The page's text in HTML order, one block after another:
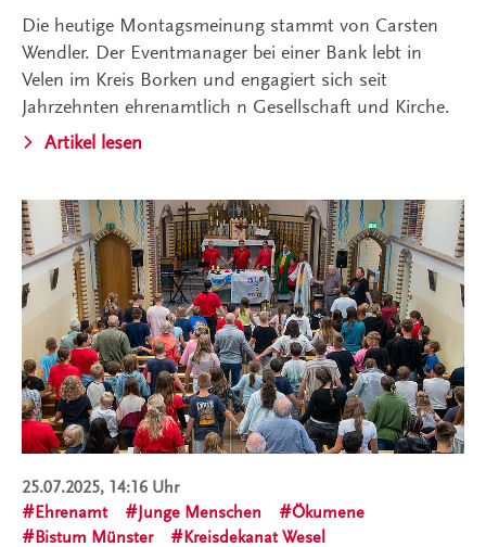
Die heutige Montagsmeinung stammt von Carsten
Wendler. Der Eventmanager bei einer Bank lebt in
Velen im Kreis Borken und engagiert sich seit
Jahrzehnten ehrenamtlich n Gesellschaft und Kirche.
Artikel lesen
25.07.2025, 14:16 Uhr
Ehrenamt
Junge Menschen
Ökumene
Bistum Münster
Kreisdekanat Wesel